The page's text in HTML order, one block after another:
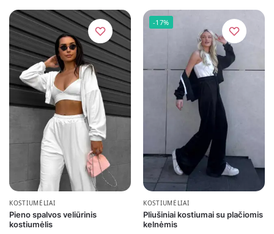
KOSTIUMĖLIAI
Pieno spalvos veliūrinis
kostiumėlis
-17%
KOSTIUMĖLIAI
Pliušiniai kostiumai su plačiomis
kelnėmis